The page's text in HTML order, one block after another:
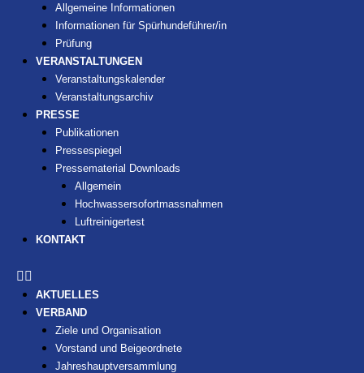
Allgemeine Informationen
Informationen für Spürhundeführer/in
Prüfung
VERANSTALTUNGEN
Veranstaltungskalender
Veranstaltungsarchiv
PRESSE
Publikationen
Pressespiegel
Pressematerial Downloads
Allgemein
Hochwassersofortmassnahmen
Luftreinigertest
KONTAKT
AKTUELLES
VERBAND
Ziele und Organisation
Vorstand und Beigeordnete
Jahreshauptversammlung